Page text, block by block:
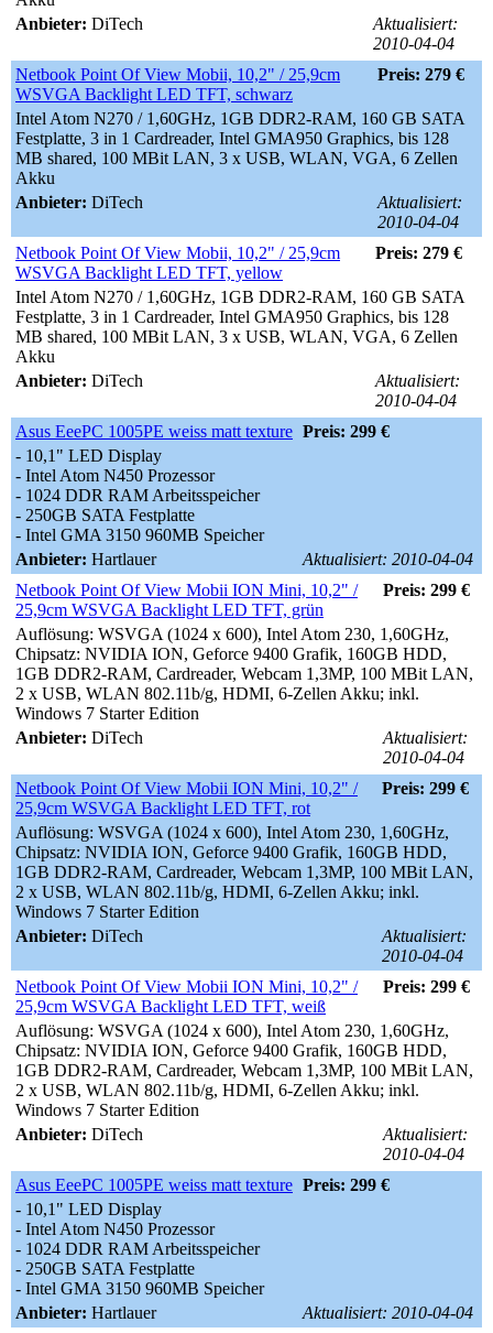
Anbieter: DiTech
Aktualisiert:
2010-04-04
Netbook Point Of View Mobii, 10,2" / 25,9cm
WSVGA Backlight LED TFT, schwarz
Preis: 279 €
Intel Atom N270 / 1,60GHz, 1GB DDR2-RAM, 160 GB SATA
Festplatte, 3 in 1 Cardreader, Intel GMA950 Graphics, bis 128
MB shared, 100 MBit LAN, 3 x USB, WLAN, VGA, 6 Zellen
Akku
Anbieter: DiTech
Aktualisiert:
2010-04-04
Netbook Point Of View Mobii, 10,2" / 25,9cm
WSVGA Backlight LED TFT, yellow
Preis: 279 €
Intel Atom N270 / 1,60GHz, 1GB DDR2-RAM, 160 GB SATA
Festplatte, 3 in 1 Cardreader, Intel GMA950 Graphics, bis 128
MB shared, 100 MBit LAN, 3 x USB, WLAN, VGA, 6 Zellen
Akku
Anbieter: DiTech
Aktualisiert:
2010-04-04
Asus EeePC 1005PE weiss matt texture Preis: 299 €
- 10,1" LED Display
- Intel Atom N450 Prozessor
- 1024 DDR RAM Arbeitsspeicher
- 250GB SATA Festplatte
- Intel GMA 3150 960MB Speicher
Anbieter: Hartlauer
Aktualisiert: 2010-04-04
Netbook Point Of View Mobii ION Mini, 10,2" /
25,9cm WSVGA Backlight LED TFT, grün
Preis: 299 €
Auflösung: WSVGA (1024 x 600), Intel Atom 230, 1,60GHz,
Chipsatz: NVIDIA ION, Geforce 9400 Grafik, 160GB HDD,
1GB DDR2-RAM, Cardreader, Webcam 1,3MP, 100 MBit LAN,
2 x USB, WLAN 802.11b/g, HDMI, 6-Zellen Akku; inkl.
Windows 7 Starter Edition
Anbieter: DiTech
Aktualisiert:
2010-04-04
Netbook Point Of View Mobii ION Mini, 10,2" /
25,9cm WSVGA Backlight LED TFT, rot
Preis: 299 €
Auflösung: WSVGA (1024 x 600), Intel Atom 230, 1,60GHz,
Chipsatz: NVIDIA ION, Geforce 9400 Grafik, 160GB HDD,
1GB DDR2-RAM, Cardreader, Webcam 1,3MP, 100 MBit LAN,
2 x USB, WLAN 802.11b/g, HDMI, 6-Zellen Akku; inkl.
Windows 7 Starter Edition
Anbieter: DiTech
Aktualisiert:
2010-04-04
Netbook Point Of View Mobii ION Mini, 10,2" /
25,9cm WSVGA Backlight LED TFT, weiß
Preis: 299 €
Auflösung: WSVGA (1024 x 600), Intel Atom 230, 1,60GHz,
Chipsatz: NVIDIA ION, Geforce 9400 Grafik, 160GB HDD,
1GB DDR2-RAM, Cardreader, Webcam 1,3MP, 100 MBit LAN,
2 x USB, WLAN 802.11b/g, HDMI, 6-Zellen Akku; inkl.
Windows 7 Starter Edition
Anbieter: DiTech
Aktualisiert:
2010-04-04
Asus EeePC 1005PE weiss matt texture Preis: 299 €
- 10,1" LED Display
- Intel Atom N450 Prozessor
- 1024 DDR RAM Arbeitsspeicher
- 250GB SATA Festplatte
- Intel GMA 3150 960MB Speicher
Anbieter: Hartlauer
Aktualisiert: 2010-04-04